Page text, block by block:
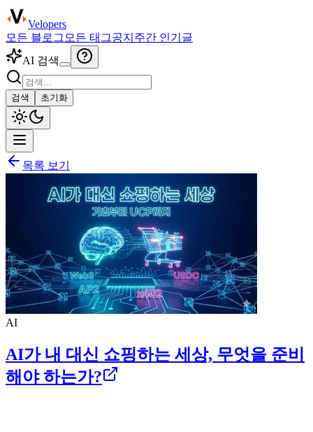
Velopers
모든 블로그 모든 태그공지 주간 인기글
AI 검색
검색 초기화
목록 보기
AI
AI가 내 대신 쇼핑하는 세상, 무엇을 준비
해야 하는가?